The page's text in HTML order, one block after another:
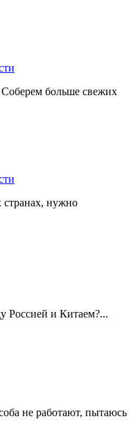
больше свежих
нужно
Россией и Китаем?...
не работают, пытаюсь